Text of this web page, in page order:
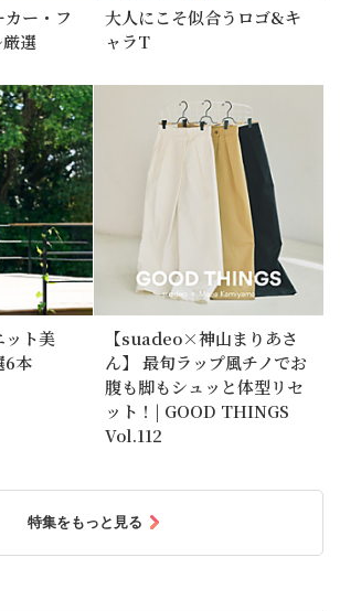
ー・フ
選
大人にこそ似合うロゴ&キ
ャラT
ット美
6本
【suadeo×神山まりあさ
ん】 最旬ラップ風チノでお
腹も脚もシュッと体型リセ
ット！| GOOD THINGS
Vol.112
特集をもっと見る